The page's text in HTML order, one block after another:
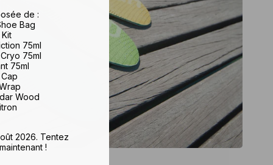
de :
Bag
75ml
75ml
75ml
Wood
2026. Tentez
!